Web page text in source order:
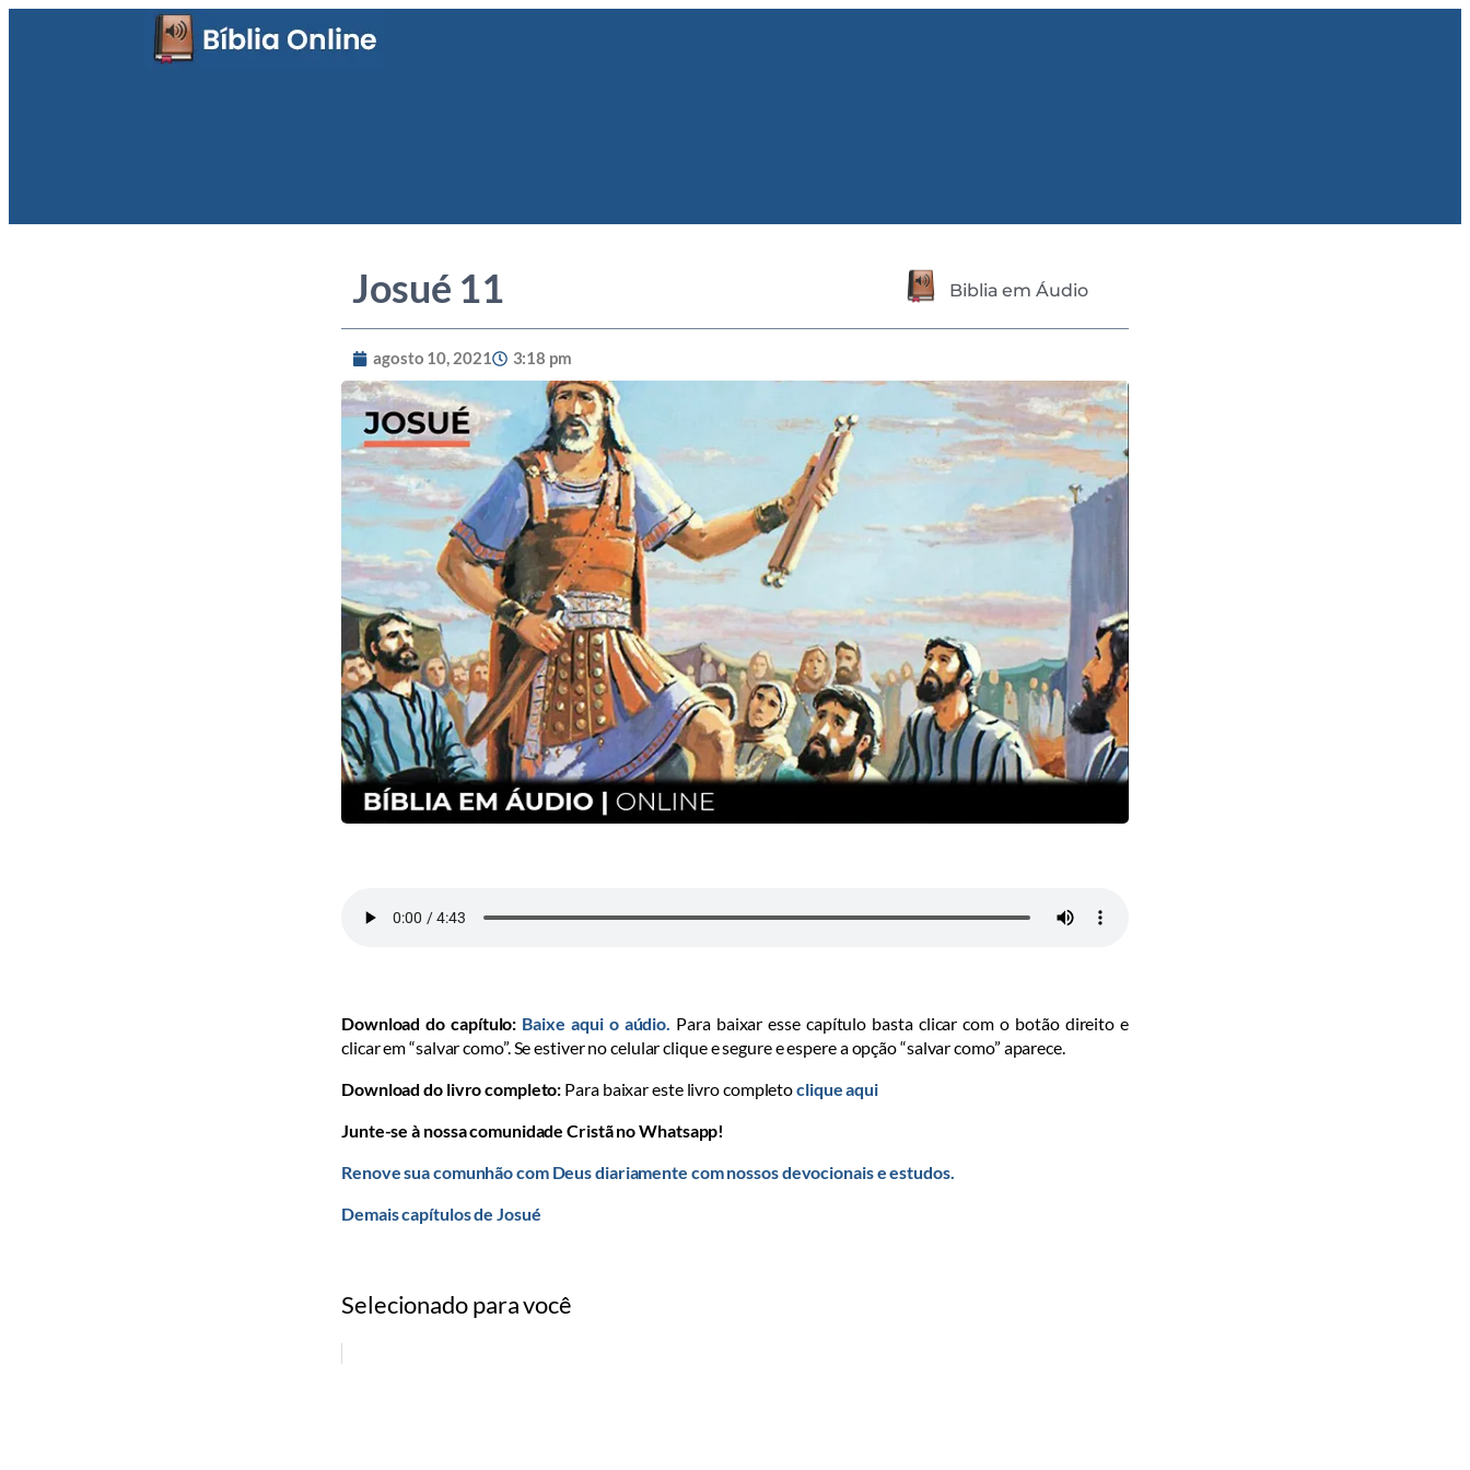
Josué 11 Biblia em Áudio
agosto 10, 2021 3:18 pm
Download do capítulo: Baixe aqui o aúdio. Para baixar esse capítulo basta clicar com o botão direito e
clicar em “salvar como”. Se estiver no celular clique e segure e espere a opção “salvar como” aparece.
Download do livro completo: Para baixar este livro completoclique aqui
Junte-se à nossa comunidade Cristã no Whatsapp!
Renove sua comunhão com Deus diariamente com nossos devocionais e estudos.
Demais capítulos de Josué
Selecionado para você